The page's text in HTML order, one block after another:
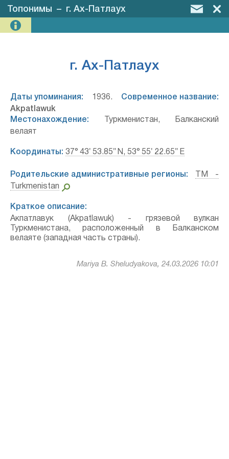
Топонимы – г. Ах-Патлаух
г. Ах-Патлаух
Даты упоминания: 1936. Современное название:
Akpatlawuk
Местонахождение: Туркменистан, Балканский
велаят
Координаты: 37° 43′ 53.85″ N, 53° 55′ 22.65″ E
Родительские административные регионы:
TM -
Turkmenistan
Краткое описание:
Акпатлавук (Akpatlawuk) - грязевой вулкан
Туркменистана, расположенный в Балканском
велаяте (западная часть страны).
Mariya B. Sheludyakova, 24.03.2026 10:01